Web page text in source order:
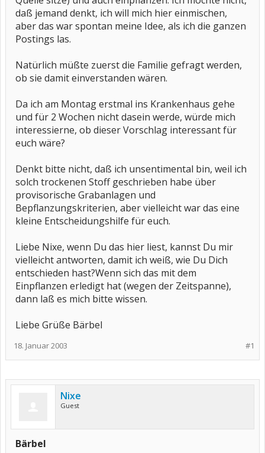
daß jemand denkt, ich will mich hier einmischen,
aber das war spontan meine Idee, als ich die ganzen
Postings las.
Natürlich müßte zuerst die Familie gefragt werden,
ob sie damit einverstanden wären.
Da ich am Montag erstmal ins Krankenhaus gehe
und für 2 Wochen nicht dasein werde, würde mich
interessierne, ob dieser Vorschlag interessant für
euch wäre?
Denkt bitte nicht, daß ich unsentimental bin, weil ich
solch trockenen Stoff geschrieben habe über
provisorische Grabanlagen und
Bepflanzungskriterien, aber vielleicht war das eine
kleine Entscheidungshilfe für euch.
Liebe Nixe, wenn Du das hier liest, kannst Du mir
vielleicht antworten, damit ich weiß, wie Du Dich
entschieden hast?Wenn sich das mit dem
Einpflanzen erledigt hat (wegen der Zeitspanne),
dann laß es mich bitte wissen.
Liebe Grüße Bärbel
#1
18. Januar 2003
Nixe
Guest
Bärbel